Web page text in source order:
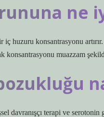
ne
huzuru konsantrasyonu
muazzam
davranışçı terapi ve